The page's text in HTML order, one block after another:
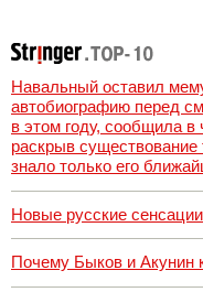
Навальный оставил
автобиографию перед
в этом году, сообщила в
раскрыв существование
знало только его
Новые русские сенсации
Почему Быков и Акунин